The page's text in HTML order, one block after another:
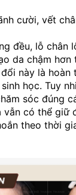
cười, vết
đều, lỗ chân
da chậm hơn
này là hoàn
học. Tuy
sóc đúng
vẫn có thể giữ
theo thời